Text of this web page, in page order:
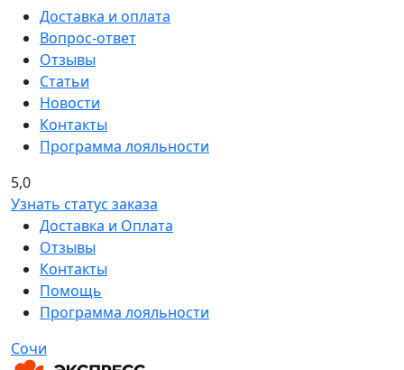
Доставка и оплата
Вопрос-ответ
Отзывы
Статьи
Новости
Контакты
Программа лояльности
5,0
Узнать статус заказа
Доставка и Оплата
Отзывы
Контакты
Помощь
Программа лояльности
Сочи